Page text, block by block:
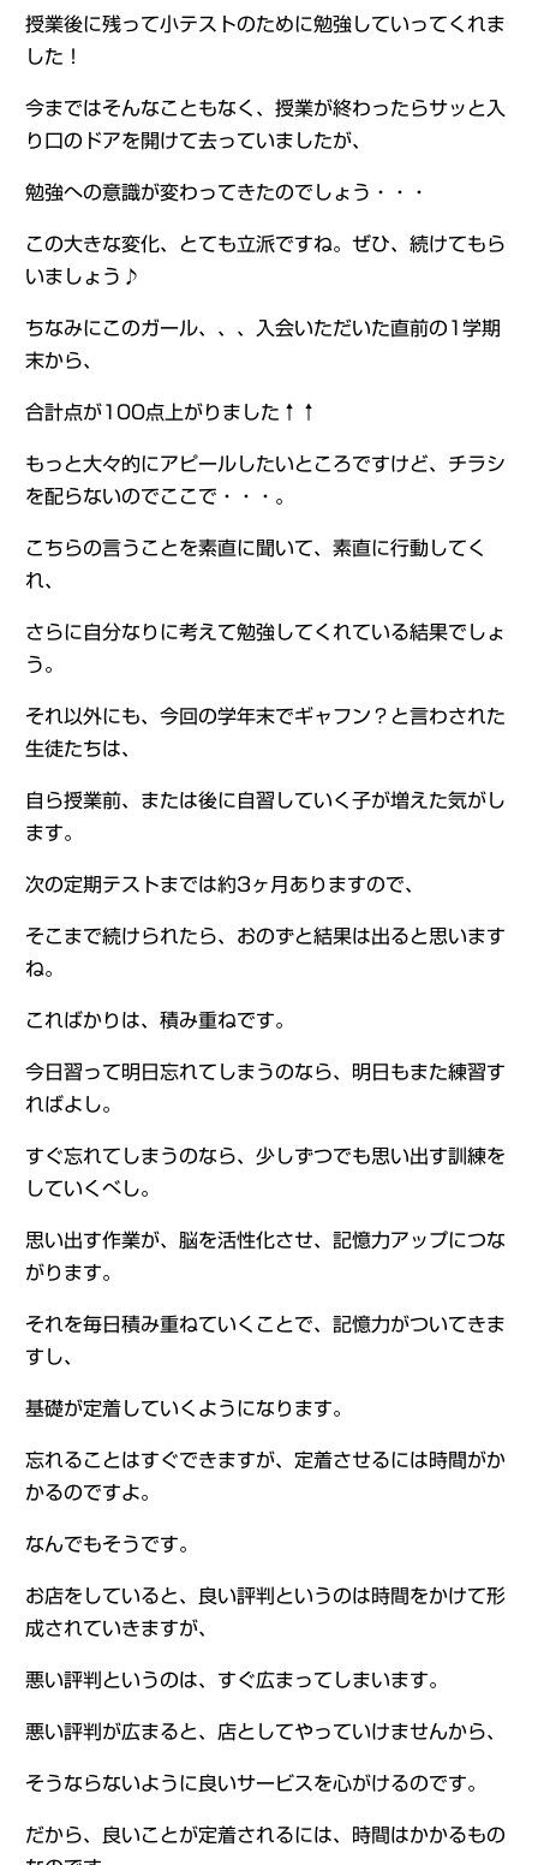
授業後に残って小テストのために勉強していってくれま
した！
今まではそんなこともなく、授業が終わったらサッと入
り口のドアを開けて去っていましたが、
勉強への意識が変わってきたのでしょう・・・
この大きな変化、とても立派ですね。ぜひ、続けてもら
いましょう♪
ちなみにこのガール、、、入会いただいた直前の1学期
末から、
合計点が100点上がりました↑↑
もっと大々的にアピールしたいところですけど、チラシ
を配らないのでここで・・・。
こちらの言うことを素直に聞いて、素直に行動してく
れ、
さらに自分なりに考えて勉強してくれている結果でしょ
う。
それ以外にも、今回の学年末でギャフン？と言わされた
生徒たちは、
自ら授業前、または後に自習していく子が増えた気がし
ます。
次の定期テストまでは約3ヶ月ありますので、
そこまで続けられたら、おのずと結果は出ると思います
ね。
こればかりは、積み重ねです。
今日習って明日忘れてしまうのなら、明日もまた練習す
ればよし。
すぐ忘れてしまうのなら、少しずつでも思い出す訓練を
していくべし。
思い出す作業が、脳を活性化させ、記憶力アップにつな
がります。
それを毎日積み重ねていくことで、記憶力がついてきま
すし、
基礎が定着していくようになります。
忘れることはすぐできますが、定着させるには時間がか
かるのですよ。
なんでもそうです。
お店をしていると、良い評判というのは時間をかけて形
成されていきますが、
悪い評判というのは、すぐ広まってしまいます。
悪い評判が広まると、店としてやっていけませんから、
そうならないように良いサービスを心がけるのです。
だから、良いことが定着されるには、時間はかかるもの